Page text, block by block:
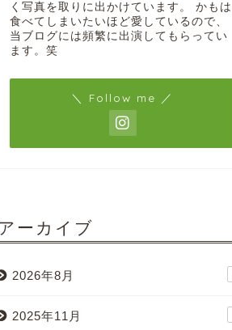
く写真を取りに出かけています。 かもは
食べてしまいたいほど愛しているので、
当ブログには頻繁に出演してもらってい
ます。笑
＼ Follow me ／
アーカイブ
2026年8月
2025年11月